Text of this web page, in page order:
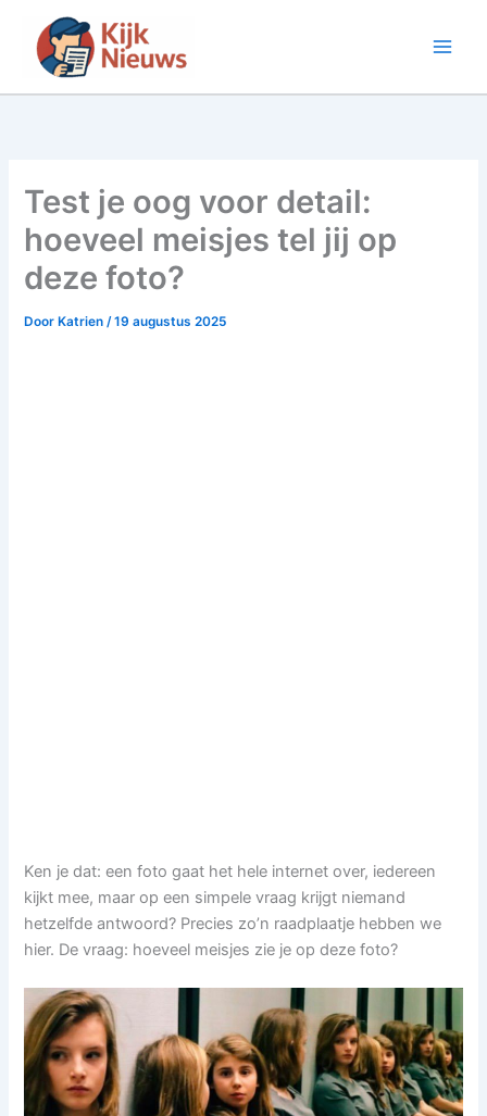
inhoud
Test je oog voor detail:
hoeveel meisjes tel jij op
deze foto?
Door Katrien/19 augustus 2025
Ken je dat: een foto gaat het hele internet over, iedereen
kijkt mee, maar op een simpele vraag krijgt niemand
hetzelfde antwoord? Precies zo’n raadplaatje hebben we
hier. De vraag: hoeveel meisjes zie je op deze foto?